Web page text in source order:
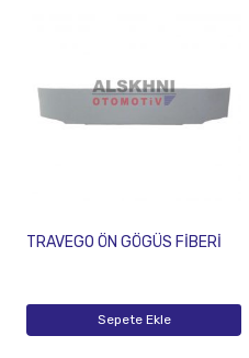
TRAVEGO ÖN GÖGÜS FİBERİ
Sepete Ekle